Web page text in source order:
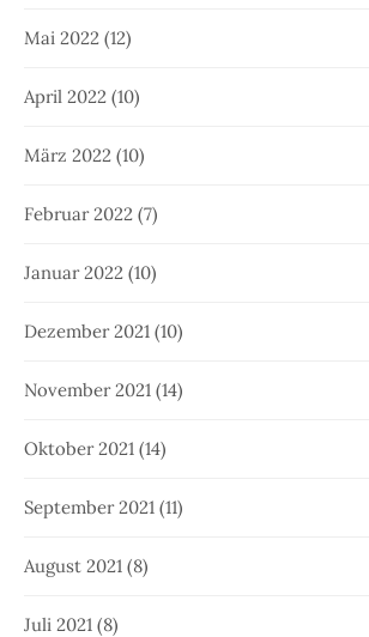
Mai 2022 (12)
April 2022 (10)
März 2022 (10)
Februar 2022 (7)
Januar 2022 (10)
Dezember 2021 (10)
November 2021 (14)
Oktober 2021 (14)
September 2021 (11)
August 2021 (8)
Juli 2021 (8)